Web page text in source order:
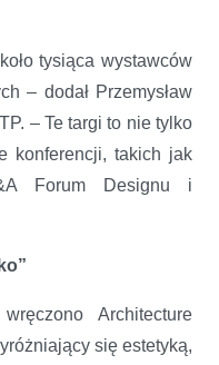
tysiąca wystawców
– dodał Przemysław
– Te targi to nie tylko
konferencji, takich jak
Forum Designu i
Architecture
się estetyką,